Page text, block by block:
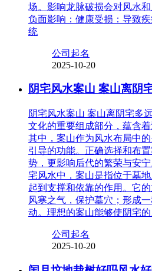
场。影响龙脉破损会对风水
负面影响：健康受损：导致
统
公司起名
2025-10-20
阴宅风水案山 案山离阴
阴宅风水案山 案山离阴宅多
文化的重要组成部分，蕴含
其中，案山作为风水布局中
引导的功能。正确选择和布
势，更影响后代的繁荣与安
宅风水中，案山是指位于墓
起到支撑和依靠的作用。它
风寒之气，保护墓穴；形成
动。理想的案山能够使阴宅
公司起名
2025-10-20